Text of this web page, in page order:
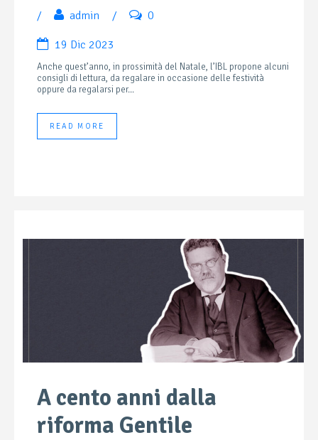
/
admin / 0
19 Dic 2023
Anche quest’anno, in prossimità del Natale, l’IBL propone alcuni
consigli di lettura, da regalare in occasione delle festività
oppure da regalarsi per...
READ MORE
A cento anni dalla
riforma Gentile